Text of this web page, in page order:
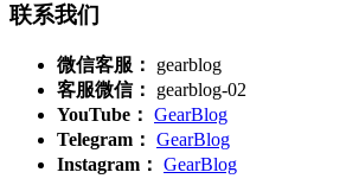
联系我们
微信客服：
gearblog
客服微信：
gearblog-02
YouTube： GearBlog
Telegram： GearBlog
Instagram： GearBlog